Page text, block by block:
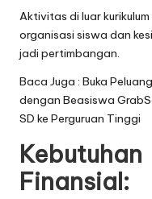
Aktivitas di luar
organisasi siswa dan
jadi pertimbangan.
Baca Juga : Buka
dengan Beasiswa
SD ke Perguruan Tinggi
Kebutuhan
Finansial: